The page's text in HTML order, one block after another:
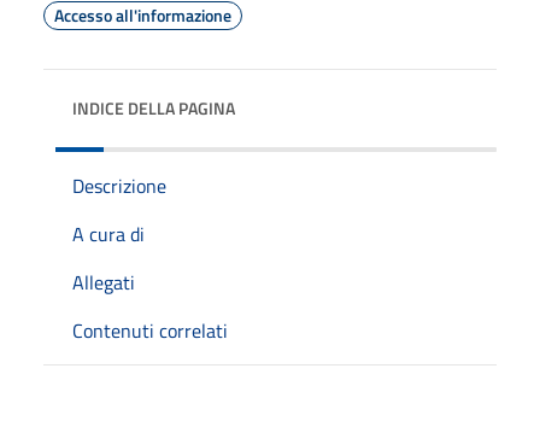
Accesso all'informazione
INDICE DELLA PAGINA
Descrizione
A cura di
Allegati
Contenuti correlati